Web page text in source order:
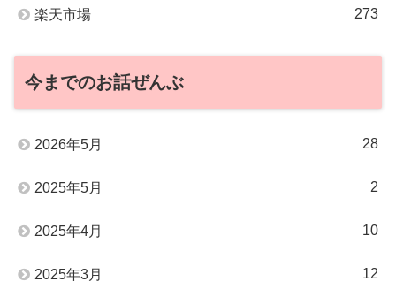
楽天市場 273
今までのお話ぜんぶ
2026年5月 28
2025年5月 2
2025年4月 10
2025年3月 12